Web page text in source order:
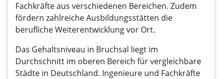
Fachkräfte aus verschiedenen Bereichen. Zudem
fördern zahlreiche Ausbildungsstätten die
berufliche Weiterentwicklung vor Ort.
Das Gehaltsniveau in Bruchsal liegt im
Durchschnitt im oberen Bereich für vergleichbare
Städte in Deutschland. Ingenieure und Fachkräfte